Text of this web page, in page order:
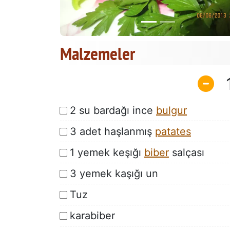
Malzemeler
2 su bardağı ince bulgur
3 adet haşlanmış patates
1 yemek keşığı biber salçası
3 yemek kaşığı un
Tuz
karabiber